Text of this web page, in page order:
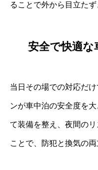
ることで外から目立た
安全で快適な
当日その場での対応だ
ンが車中泊の安全度を
て装備を整え、夜間の
ことで、防犯と換気の